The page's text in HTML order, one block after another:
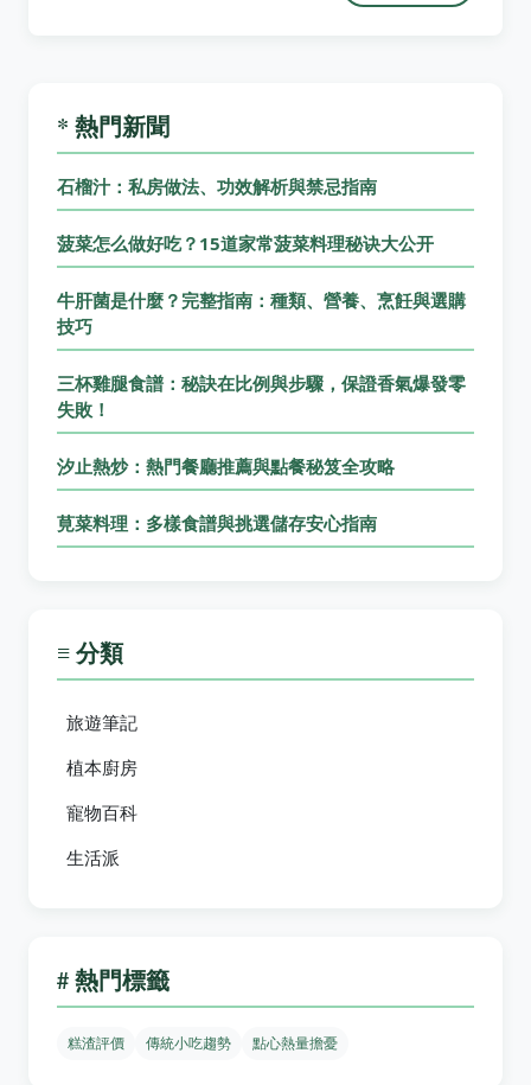
* 熱門新聞
石榴汁：私房做法、功效解析與禁忌指南
菠菜怎么做好吃？15道家常菠菜料理秘诀大公开
牛肝菌是什麼？完整指南：種類、營養、烹飪與選購
技巧
三杯雞腿食譜：秘訣在比例與步驟，保證香氣爆發零
失敗！
汐止熱炒：熱門餐廳推薦與點餐秘笈全攻略
莧菜料理：多樣食譜與挑選儲存安心指南
≡ 分類
旅遊筆記
植本廚房
寵物百科
生活派
# 熱門標籤
糕渣評價 傳統小吃趨勢 點心熱量擔憂